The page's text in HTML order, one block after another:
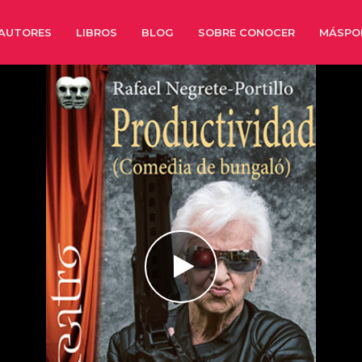
LIBROS BLOG SOBRE CONOCER